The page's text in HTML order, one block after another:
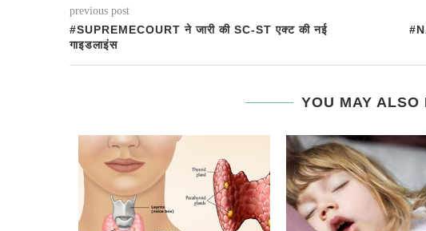
previous post
#SUPREMECOURT ने जारी की SC-ST एक्ट की नई
गाइडलाइंस
YOU MAY ALSO